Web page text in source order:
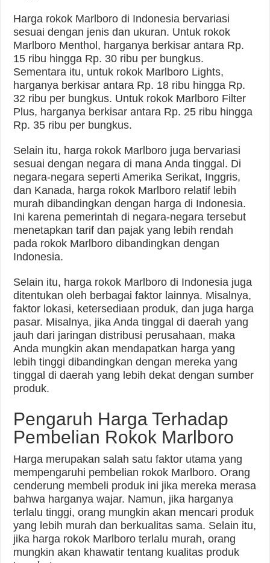
Harga rokok Marlboro di Indonesia bervariasi
sesuai dengan jenis dan ukuran. Untuk rokok
Marlboro Menthol, harganya berkisar antara Rp.
15 ribu hingga Rp. 30 ribu per bungkus.
Sementara itu, untuk rokok Marlboro Lights,
harganya berkisar antara Rp. 18 ribu hingga Rp.
32 ribu per bungkus. Untuk rokok Marlboro Filter
Plus, harganya berkisar antara Rp. 25 ribu hingga
Rp. 35 ribu per bungkus.
Selain itu, harga rokok Marlboro juga bervariasi
sesuai dengan negara di mana Anda tinggal. Di
negara-negara seperti Amerika Serikat, Inggris,
dan Kanada, harga rokok Marlboro relatif lebih
murah dibandingkan dengan harga di Indonesia.
Ini karena pemerintah di negara-negara tersebut
menetapkan tarif dan pajak yang lebih rendah
pada rokok Marlboro dibandingkan dengan
Indonesia.
Selain itu, harga rokok Marlboro di Indonesia juga
ditentukan oleh berbagai faktor lainnya. Misalnya,
faktor lokasi, ketersediaan produk, dan juga harga
pasar. Misalnya, jika Anda tinggal di daerah yang
jauh dari jaringan distribusi perusahaan, maka
Anda mungkin akan mendapatkan harga yang
lebih tinggi dibandingkan dengan mereka yang
tinggal di daerah yang lebih dekat dengan sumber
produk.
Pengaruh Harga Terhadap
Pembelian Rokok Marlboro
Harga merupakan salah satu faktor utama yang
mempengaruhi pembelian rokok Marlboro. Orang
cenderung membeli produk ini jika mereka merasa
bahwa harganya wajar. Namun, jika harganya
terlalu tinggi, orang mungkin akan mencari produk
yang lebih murah dan berkualitas sama. Selain itu,
jika harga rokok Marlboro terlalu murah, orang
mungkin akan khawatir tentang kualitas produk